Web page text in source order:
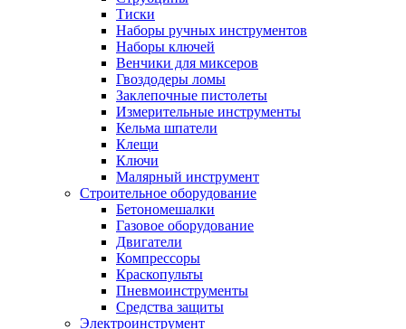
Тиски
Наборы ручных инструментов
Наборы ключей
Венчики для миксеров
Гвоздодеры ломы
Заклепочные пистолеты
Измерительные инструменты
Кельма шпатели
Клещи
Ключи
Малярный инструмент
Строительное оборудование
Бетономешалки
Газовое оборудование
Двигатели
Компрессоры
Краскопульты
Пневмоинструменты
Средства защиты
Электроинструмент